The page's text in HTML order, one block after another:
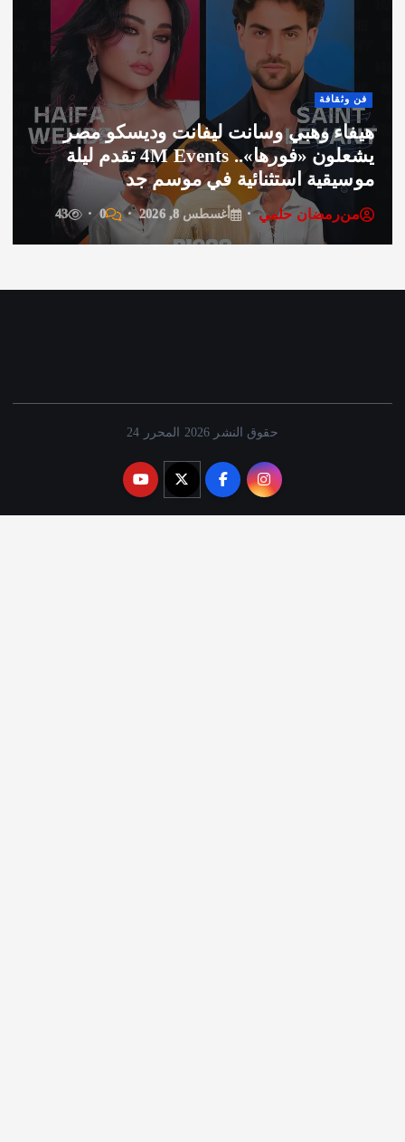
وهبي وسانت ليفانت وديسكو مصر
يشعلون «فورها».. 4M Events تقدم ليلة
استثنائية في موسم جد
رمضان حلمي أغسطس 8, 2026 0
43
حقوق النشر 2026 المحرر 24